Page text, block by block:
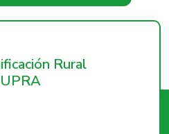
Rural